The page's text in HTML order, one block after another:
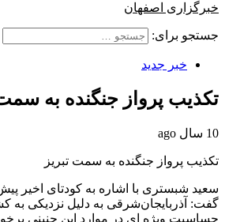
خبرگزاری اصفهان
جستجو برای:
خبر جدید
تکذیب پرواز جنگنده به سمت
10 سال ago
تکذیب پرواز جنگنده به سمت تبریز
سعید شبستری با اشاره به کودتای اخیر
گفت: آذربایجان‌شرقی به دلیل نزدیکی به
حساسیت ویژه ای در موارد این چنینی